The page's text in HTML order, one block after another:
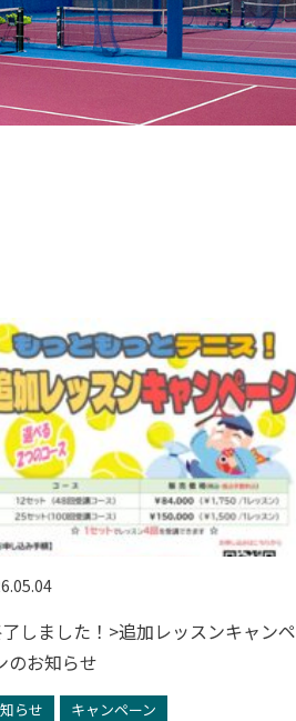
しました！>追加レッスンキャンペ
のお知らせ
らせ キャンペーン